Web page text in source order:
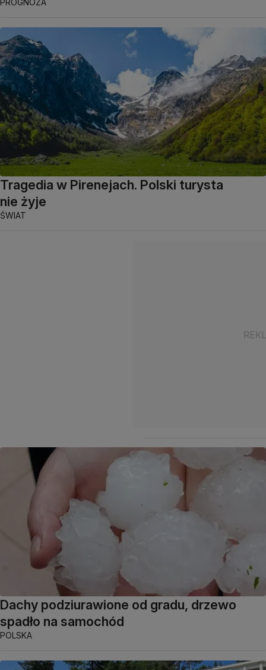
Tragedia w Pirenejach. Polski turysta
nie żyje
ŚWIAT
Dachy podziurawione od gradu, drzewo
spadło na samochód
POLSKA